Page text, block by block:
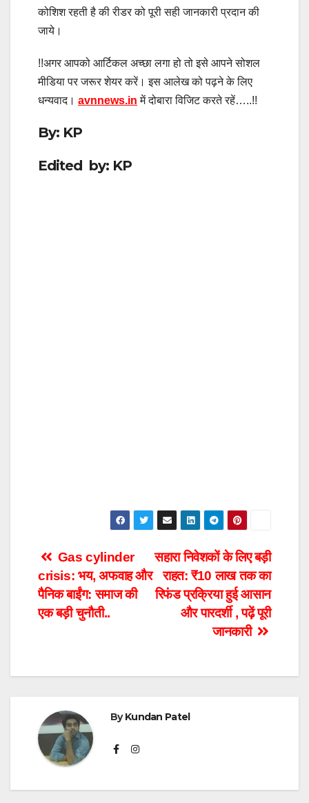
कोशिश रहती है की रीडर को पूरी सही जानकारी प्रदान की
जाये।
!!अगर आपको आर्टिकल अच्छा लगा हो तो इसे आपने सोशल
मीडिया पर जरूर शेयर करें। इस आलेख को पढ़ने के लिए
धन्यवाद। avnnews.in में दोबारा विजिट करते रहें…..!!
By: KP
Edited by: KP
Post
navigation
सहारा निवेशकों के लिए बड़ी
राहत: ₹10 लाख तक का
रिफंड प्रक्रिया हुई आसान
और पारदर्शी , पढ़ें पूरी
जानकारी
Gas cylinder
crisis: भय, अफवाह और
पैनिक बाईंग: समाज की
एक बड़ी चुनौती..
ByKundan Patel